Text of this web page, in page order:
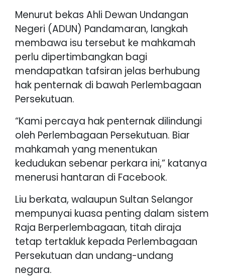
Menurut bekas Ahli Dewan Undangan
Negeri (ADUN) Pandamaran, langkah
membawa isu tersebut ke mahkamah
perlu dipertimbangkan bagi
mendapatkan tafsiran jelas berhubung
hak penternak di bawah Perlembagaan
Persekutuan.
“Kami percaya hak penternak dilindungi
oleh Perlembagaan Persekutuan. Biar
mahkamah yang menentukan
kedudukan sebenar perkara ini,” katanya
menerusi hantaran di Facebook.
Liu berkata, walaupun Sultan Selangor
mempunyai kuasa penting dalam sistem
Raja Berperlembagaan, titah diraja
tetap tertakluk kepada Perlembagaan
Persekutuan dan undang-undang
negara.